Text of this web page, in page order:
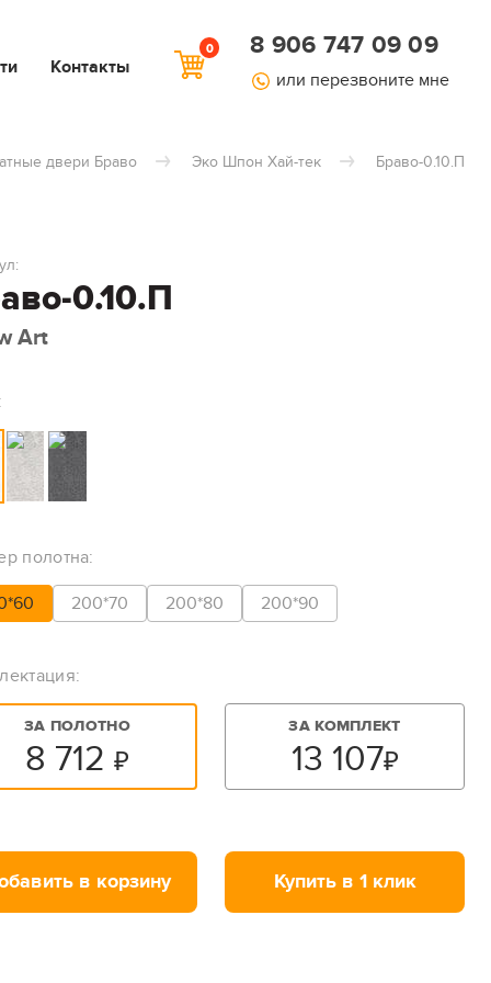
Контакты
0 8 906 747 09 09
или перезвоните мне
двери Браво Эко Шпон Хай-тек Браво-0.10.П
0.10.П
Art
полотна:
200*70 200*80 200*90
ЗА ПОЛОТНО
8 712 ₽
ЗА КОМПЛЕКТ
13 107₽
в корзину Купить в 1 клик